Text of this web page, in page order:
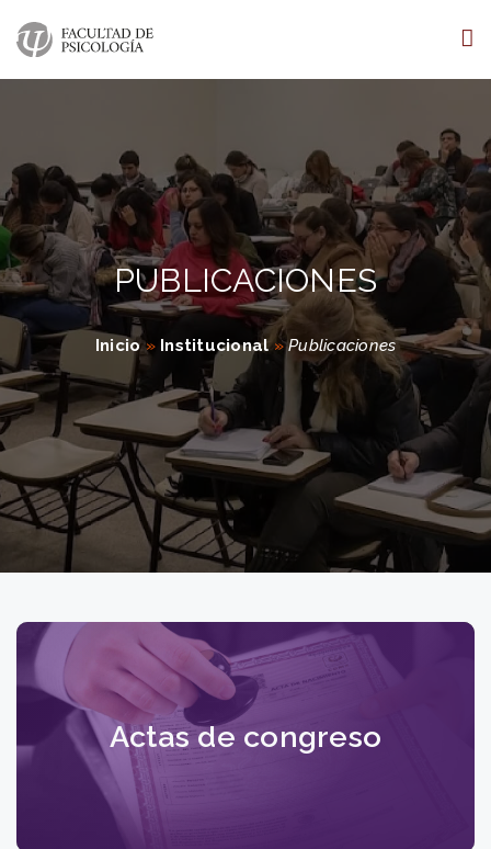
PUBLICACIONES
Inicio» Institucional»Publicaciones
Actas de congreso